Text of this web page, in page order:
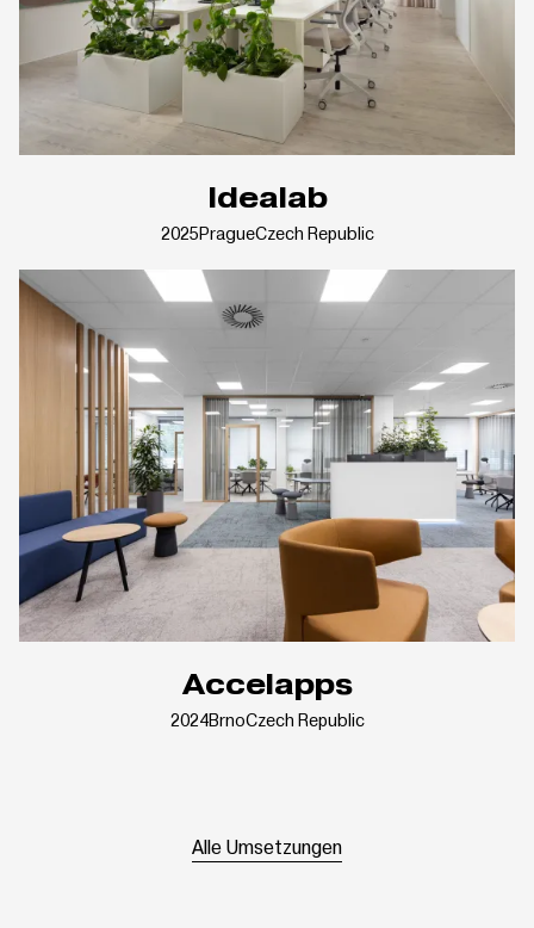
Idealab
2025PragueCzech Republic
Accelapps
2024BrnoCzech Republic
Alle Umsetzungen